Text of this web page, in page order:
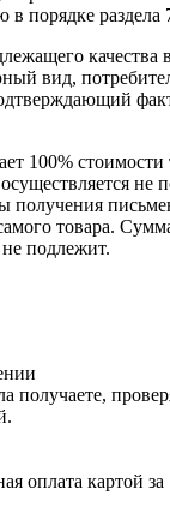
в порядке раздела
качества
вид,
100% стоимости
не
получения
товара.
не подлежит.
получаете,
оплата картой